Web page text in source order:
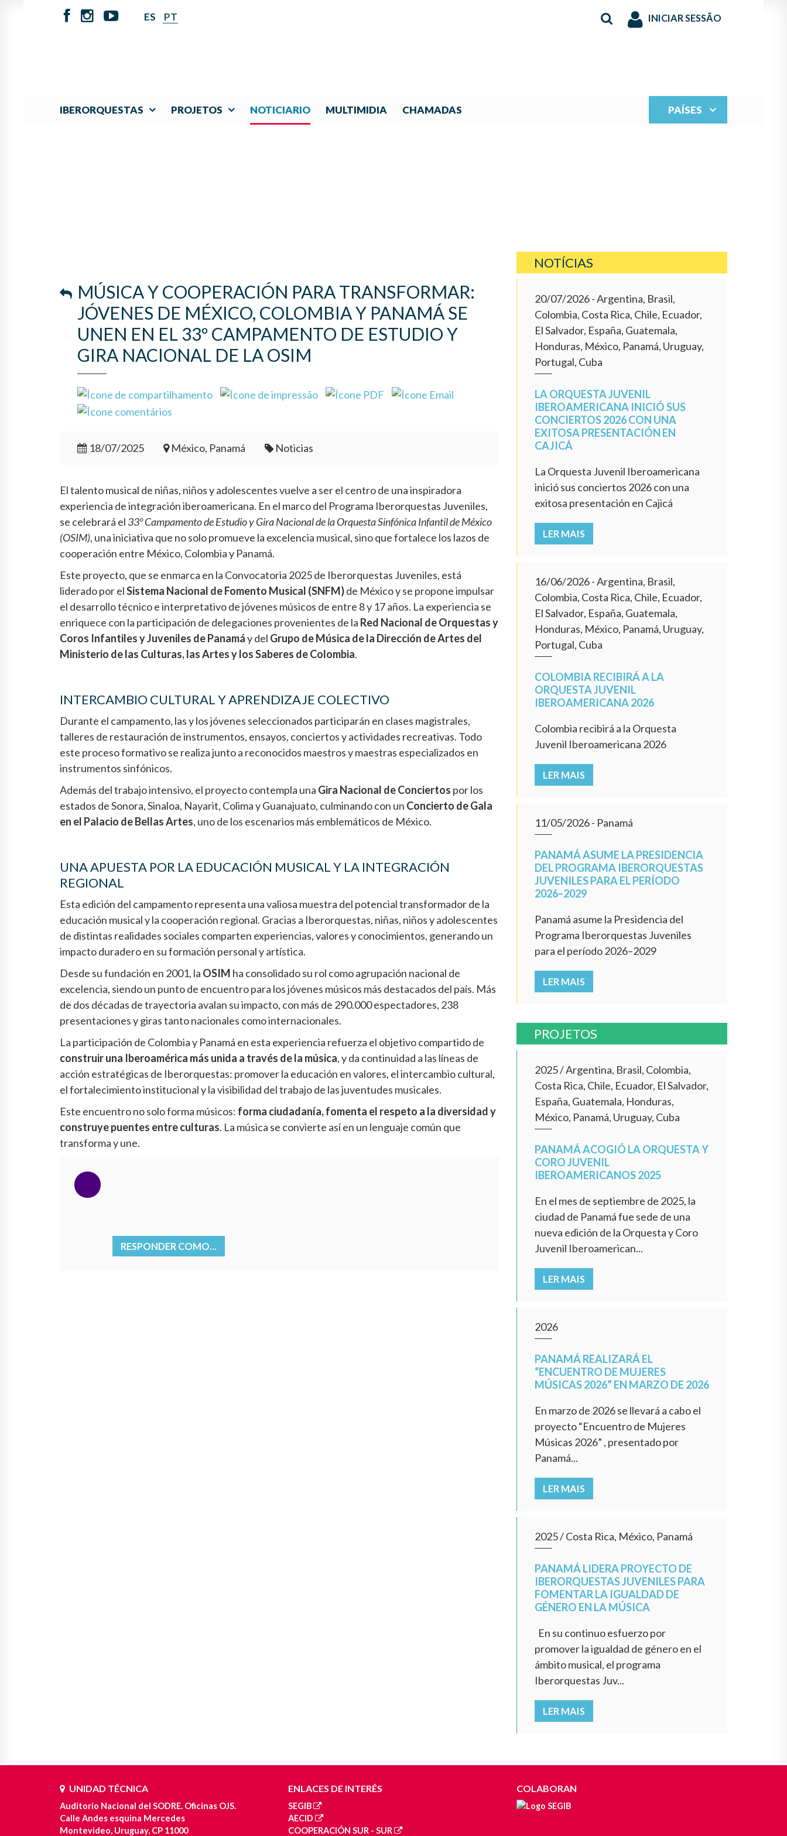
ES PT INICIAR SESSÃO
IBERORQUESTAS PROJETOS NOTICIARIO MULTIMIDIA CHAMADAS PAÍSES
MÚSICA Y COOPERACIÓN PARA TRANSFORMAR:
JÓVENES DE MÉXICO, COLOMBIA Y PANAMÁ SE
UNEN EN EL 33º CAMPAMENTO DE ESTUDIO Y
GIRA NACIONAL DE LA OSIM
18/07/2025 México, Panamá Noticias
El talento musical de niñas, niños y adolescentes vuelve a ser el centro de una inspiradora
experiencia de integración iberoamericana. En el marco del Programa Iberorquestas Juveniles,
se celebrará el 33º Campamento de Estudio y Gira Nacional de la Orquesta Sinfónica Infantil de México
(OSIM), una iniciativa que no solo promueve la excelencia musical, sino que fortalece los lazos de
cooperación entre México, Colombia y Panamá.
Este proyecto, que se enmarca en la Convocatoria 2025 de Iberorquestas Juveniles, está
liderado por elSistema Nacional de Fomento Musical (SNFM)de México y se propone impulsar
el desarrollo técnico e interpretativo de jóvenes músicos de entre 8 y 17 años. La experiencia se
enriquece con la participación de delegaciones provenientes de la Red Nacional de Orquestas y
Coros Infantiles y Juveniles de Panamáy del Grupo de Música de la Dirección de Artes del
Ministerio de las Culturas, las Artes y los Saberes de Colombia.
INTERCAMBIO CULTURAL Y APRENDIZAJE COLECTIVO
Durante el campamento, las y los jóvenes seleccionados participarán en clases magistrales,
talleres de restauración de instrumentos, ensayos, conciertos y actividades recreativas. Todo
este proceso formativo se realiza junto a reconocidos maestros y maestras especializados en
instrumentos sinfónicos.
Además del trabajo intensivo, el proyecto contempla una Gira Nacional de Conciertos por los
estados de Sonora, Sinaloa, Nayarit, Colima y Guanajuato, culminando con un Concierto de Gala
en el Palacio de Bellas Artes, uno de los escenarios más emblemáticos de México.
UNA APUESTA POR LA EDUCACIÓN MUSICAL Y LA INTEGRACIÓN
REGIONAL
Esta edición del campamento representa una valiosa muestra del potencial transformador de la
educación musical y la cooperación regional. Gracias a Iberorquestas, niñas, niños y adolescentes
de distintas realidades sociales comparten experiencias, valores y conocimientos, generando un
impacto duradero en su formación personal y artística.
Desde su fundación en 2001, la OSIM ha consolidado su rol como agrupación nacional de
excelencia, siendo un punto de encuentro para los jóvenes músicos más destacados del país. Más
de dos décadas de trayectoria avalan su impacto, con más de 290.000 espectadores, 238
presentaciones y giras tanto nacionales como internacionales.
La participación de Colombia y Panamá en esta experiencia refuerza el objetivo compartido de
construir una Iberoamérica más unida a través de la música, y da continuidad a las líneas de
acción estratégicas de Iberorquestas: promover la educación en valores, el intercambio cultural,
el fortalecimiento institucional y la visibilidad del trabajo de las juventudes musicales.
Este encuentro no solo forma músicos: forma ciudadanía, fomenta el respeto a la diversidad y
construye puentes entre culturas. La música se convierte así en un lenguaje común que
transforma y une.
RESPONDER COMO...
NOTÍCIAS
20/07/2026- Argentina, Brasil,
Colombia, Costa Rica, Chile, Ecuador,
El Salvador, España, Guatemala,
Honduras, México, Panamá, Uruguay,
Portugal, Cuba
LA ORQUESTA JUVENIL
IBEROAMERICANA INICIÓ SUS
CONCIERTOS 2026 CON UNA
EXITOSA PRESENTACIÓN EN
CAJICÁ
La Orquesta Juvenil Iberoamericana
inició sus conciertos 2026 con una
exitosa presentación en Cajicá
LER MAIS
16/06/2026- Argentina, Brasil,
Colombia, Costa Rica, Chile, Ecuador,
El Salvador, España, Guatemala,
Honduras, México, Panamá, Uruguay,
Portugal, Cuba
COLOMBIA RECIBIRÁ A LA
ORQUESTA JUVENIL
IBEROAMERICANA 2026
Colombia recibirá a la Orquesta
Juvenil Iberoamericana 2026
LER MAIS
11/05/2026- Panamá
PANAMÁ ASUME LA PRESIDENCIA
DEL PROGRAMA IBERORQUESTAS
JUVENILES PARA EL PERÍODO
2026–2029
Panamá asume la Presidencia del
Programa Iberorquestas Juveniles
para el período 2026–2029
LER MAIS
PROJETOS
2025/Argentina, Brasil, Colombia,
Costa Rica, Chile, Ecuador, El Salvador,
España, Guatemala, Honduras,
México, Panamá, Uruguay, Cuba
PANAMÁ ACOGIÓ LA ORQUESTA Y
CORO JUVENIL
IBEROAMERICANOS 2025
En el mes de septiembre de 2025, la
ciudad de Panamá fue sede de una
nueva edición de la Orquesta y Coro
Juvenil Iberoamerican...
LER MAIS
2026
PANAMÁ REALIZARÁ EL
“ENCUENTRO DE MUJERES
MÚSICAS 2026” EN MARZO DE 2026
En marzo de 2026 se llevará a cabo el
proyecto “Encuentro de Mujeres
Músicas 2026” , presentado por
Panamá...
LER MAIS
2025/Costa Rica, México, Panamá
PANAMÁ LIDERA PROYECTO DE
IBERORQUESTAS JUVENILES PARA
FOMENTAR LA IGUALDAD DE
GÉNERO EN LA MÚSICA
En su continuo esfuerzo por
promover la igualdad de género en el
ámbito musical, el programa
Iberorquestas Juv...
LER MAIS
UNIDAD TÉCNICA
Auditorio Nacional del SODRE. Oficinas OJS.
Calle Andes esquina Mercedes
Montevideo, Uruguay, CP 11000
ENLACES DE INTERÉS
SEGIB
AECID
COOPERACIÓN SUR - SUR
COLABORAN